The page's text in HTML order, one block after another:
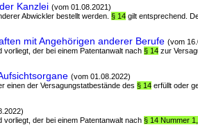
Kanzlei (vom 01.08.2021)
Abwickler bestellt werden. § 14 gilt entsprechend.
mit Angehörigen anderer Berufe (vom
vorliegt, der bei einem Patentanwalt nach § 14 zur
(vom 01.08.2022)
einen der Versagungstatbestände des § 14 erfüllt oder
vorliegt, der bei einem Patentanwalt nach § 14 Nummer